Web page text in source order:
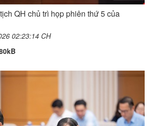
QH chủ trì họp phiên thứ 5 của
02:23:14 CH